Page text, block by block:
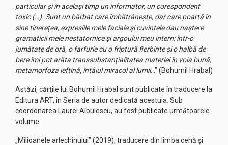
particular şi în acelaşi timp un informator, un corespondent
toxic (…). Sunt un bărbat care îmbătrâneşte, dar care poartă în
sine tinereţea, expresiile mele faciale şi cuvintele dau naştere
gramaticii mele nestatornice şi argoului meu intern; într-o
jumătate de oră, o farfurie cu o friptură fierbinte şi o halbă de
bere îmi pot arăta transsubstanţialitatea materiei în voia bună,
metamorfoza ieftină, întâiul miracol al lumii…” (Bohumil Hrabal)
Astăzi, cărţile lui Bohumil Hrabal sunt publicate în traducere la
Editura ART, în Seria de autor dedicată acestuia. Sub
coordonarea Laurei Albulescu, au fost publicate următoarele
volume:
„Milioanele arlechinului” (2019), traducere din limba cehă şi